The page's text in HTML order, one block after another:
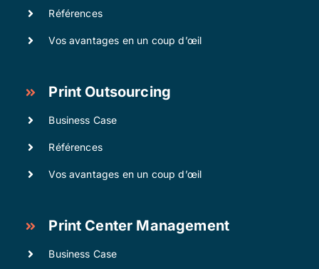
Références
Vos avantages en un coup d’œil
Print Outsourcing
Business Case
Références
Vos avantages en un coup d’œil
Print Center Management
Business Case